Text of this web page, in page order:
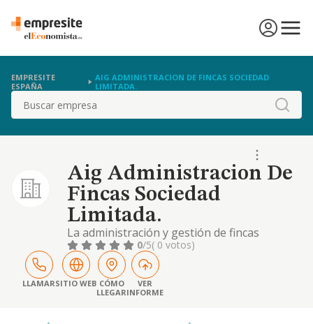
EMPRESITE
ESPAÑA
AIG ADMINISTRACION DE FINCAS SOCIEDAD
LIMITADA.
Buscar
Aig Administracion De
Fincas Sociedad
Limitada.
La administración y gestión de fincas
0/5( 0 votos)
LLAMARSITIO WEB CÓMO
LLEGAR
VER
INFORME